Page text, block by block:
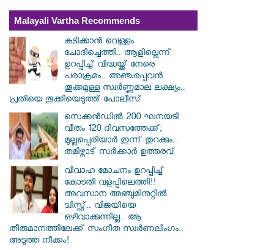
Malayali Vartha Recommends
കുടിക്കാൻ വെള്ളം
ചോദിച്ചെത്തി.. ആളില്ലെന്ന്
ഉറപ്പിച്ച് വിദ്ധയ്ക്ക് നേരെ
പരാക്രമം.. അഞ്ചരപ്പവൻ
തൂക്കമുള്ള സ്വർണ്ണമാല ലക്ഷ്യം..
പ്രതിയെ തൂക്കിയെടുത്ത് പോലീസ്
സെക്കൻഡിൽ 200 ഘനയടി
വീതം 120 ദിവസത്തേക്ക്;
മുല്ലപ്പെരിയാർ ഇന്ന് തുറക്കും..
തമിഴ്നാട് സർക്കാർ ഉത്തരവ്
വിവാഹ മോചനം ഉറപ്പിച്ച്
കോടതി വളപ്പിലെത്തി!!
അവസാന അഞ്ചുമിനുറ്റിൽ
ട്വിസ്റ്റ്.. വിജയിയെ
ഒഴിവാക്കുന്നില്ല.. ആ
തീരുമാനത്തിലേക്ക് സംഗീത സ്വർണലിംഗം..
അടുത്ത നീക്കം!